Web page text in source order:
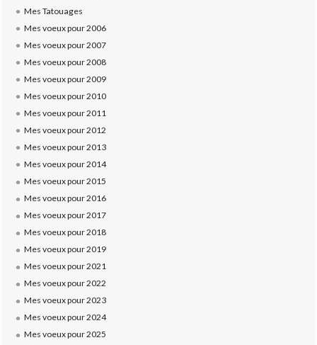
Mes Tatouages
Mes voeux pour 2006
Mes voeux pour 2007
Mes voeux pour 2008
Mes voeux pour 2009
Mes voeux pour 2010
Mes voeux pour 2011
Mes voeux pour 2012
Mes voeux pour 2013
Mes voeux pour 2014
Mes voeux pour 2015
Mes voeux pour 2016
Mes voeux pour 2017
Mes voeux pour 2018
Mes voeux pour 2019
Mes voeux pour 2021
Mes voeux pour 2022
Mes voeux pour 2023
Mes voeux pour 2024
Mes voeux pour 2025